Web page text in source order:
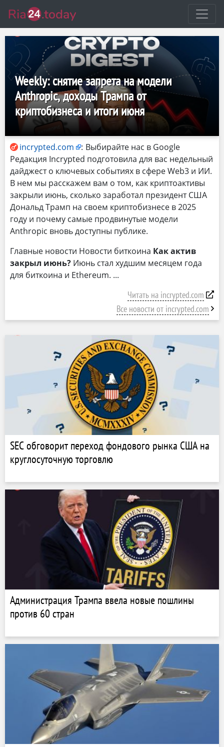
Weekly: снятие запрета на модели
Anthropic, доходы Трампа от
криптобизнеса и итоги июня
incrypted.com : Выбирайте нас в Google
Редакция Incrypted подготовила для вас недельный
дайджест о ключевых событиях в сфере Web3 и ИИ.
В нем мы расскажем вам о том, как криптоактивы
закрыли июнь, сколько заработал президент США
Дональд Трамп на своем криптобизнесе в 2025
году и почему самые продвинутые модели
Anthropic вновь доступны публике.
Главные новости Новости биткоина Как актив
закрыл июнь? Июнь стал худшим месяцем года
для биткоина и Ethereum.
Читать на incrypted.com
Все новости от incrypted.com
SEC обговорит переход фондового рынка США на
круглосуточную торговлю
Администрация Трампа ввела новые пошлины
против 60 стран